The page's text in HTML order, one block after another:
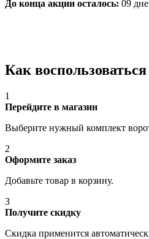
До конца акции осталось: 09
Как
1
Перейдите в магазин
Выберите нужный комплект
2
Оформите заказ
Добавьте товар в корзину.
3
Получите скидку
Скидка применится